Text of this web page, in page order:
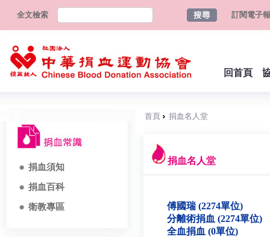
全文檢索 訂閱電子報
回首頁
捐血須知
捐血百科
衛教專區
首頁 捐血名人堂
捐血名人堂
傅國瑞 (2274單位)
分離術捐血 (2274單位)
全血捐血 (0單位)